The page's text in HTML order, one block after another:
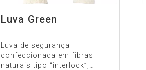
Luva Green
Luva de segurança
confeccionada em fibras
naturais tipo “interlock”,